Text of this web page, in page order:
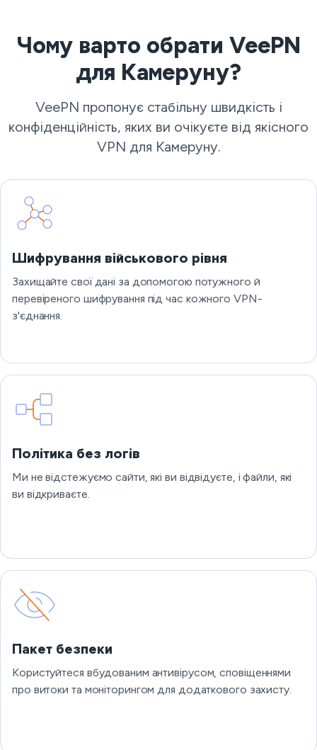
Чому варто обрати VeePN
для Камеруну?
VeePN пропонує стабільну швидкість і
конфіденційність, яких ви очікуєте від якісного
VPN для Камеруну.
Шифрування військового рівня
Захищайте свої дані за допомогою потужного й
перевіреного шифрування під час кожного VPN-
з'єднання.
Політика без логів
Ми не відстежуємо сайти, які ви відвідуєте, і файли, які
ви відкриваєте.
Пакет безпеки
Користуйтеся вбудованим антивірусом, сповіщеннями
про витоки та моніторингом для додаткового захисту.